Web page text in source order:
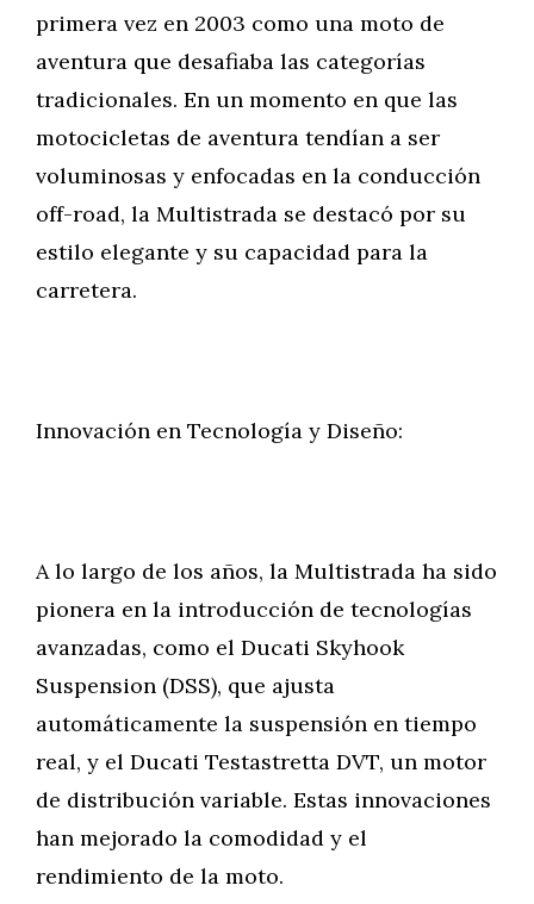
primera vez en 2003 como una moto de
aventura que desafiaba las categorías
tradicionales. En un momento en que las
motocicletas de aventura tendían a ser
voluminosas y enfocadas en la conducción
off-road, la Multistrada se destacó por su
estilo elegante y su capacidad para la
carretera.
Innovación en Tecnología y Diseño:
A lo largo de los años, la Multistrada ha sido
pionera en la introducción de tecnologías
avanzadas, como el Ducati Skyhook
Suspension (DSS), que ajusta
automáticamente la suspensión en tiempo
real, y el Ducati Testastretta DVT, un motor
de distribución variable. Estas innovaciones
han mejorado la comodidad y el
rendimiento de la moto.